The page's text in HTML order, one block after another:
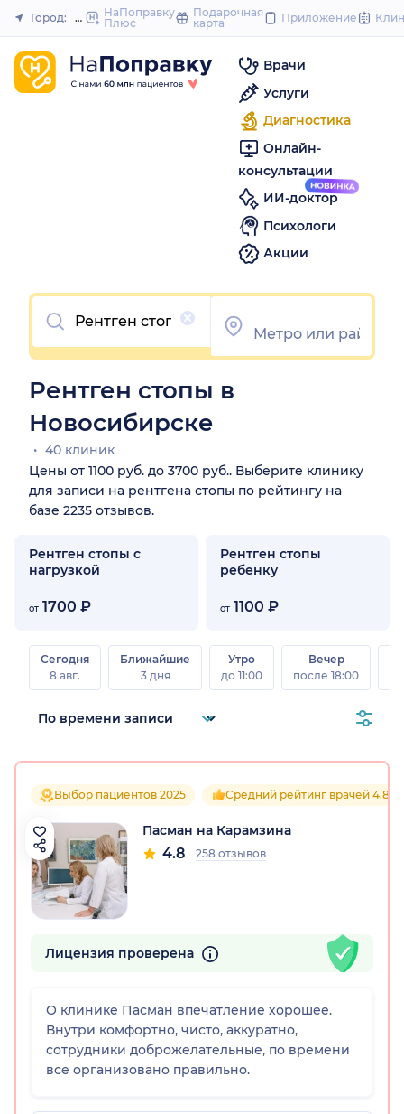
to
Закрыть
Город: Новосибирск
НаПоправку
Плюс
Подарочная
карта
Приложение
Врачи
Услуги
Диагностика
Онлайн-
консультации
ИИ-доктор
Психологи
Акции
Очистить
Рентген стопы в
Новосибирске
40 клиник
Цены от 1100 руб. до 3700 руб.. Выберите клинику
для записи на рентгена стопы по рейтингу на
базе 2235 отзывов.
Рентген стопы с
нагрузкой
от 1700 ₽
Рентген стопы
ребенку
от 1100 ₽
Сегодня
8 авг.
Ближайшие
3 дня
Утро
до 11:00
Вечер
после 18:00
Выбор пациентов 2025 Средний рейтинг врачей 4.8
Пасман на Карамзина
4.8 258 отзывов
Лицензия проверена
О клинике Пасман впечатление хорошее.
Внутри комфортно, чисто, аккуратно,
сотрудники доброжелательные, по времени
все организовано правильно.